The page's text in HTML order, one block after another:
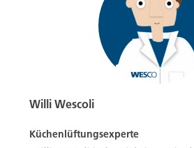
Willi Wescoli
Küchenlüftungsexperte